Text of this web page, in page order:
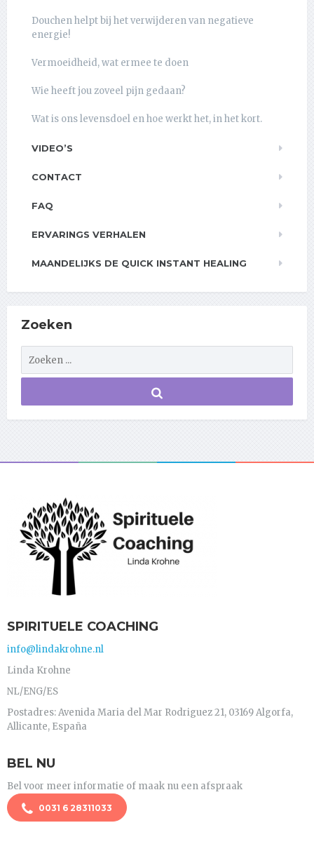
Douchen helpt bij het verwijderen van negatieve
energie!
Vermoeidheid, wat ermee te doen
Wie heeft jou zoveel pijn gedaan?
Wat is ons levensdoel en hoe werkt het, in het kort.
VIDEO’S
CONTACT
FAQ
ERVARINGS VERHALEN
MAANDELIJKS DE QUICK INSTANT HEALING
Zoeken
SPIRITUELE COACHING
info@lindakrohne.nl
Linda Krohne
NL/ENG/ES
Postadres: Avenida Maria del Mar Rodriguez 21, 03169 Algorfa,
Allicante, España
BEL NU
Bel voor meer informatie of maak nu een afspraak
0031 6 28311033